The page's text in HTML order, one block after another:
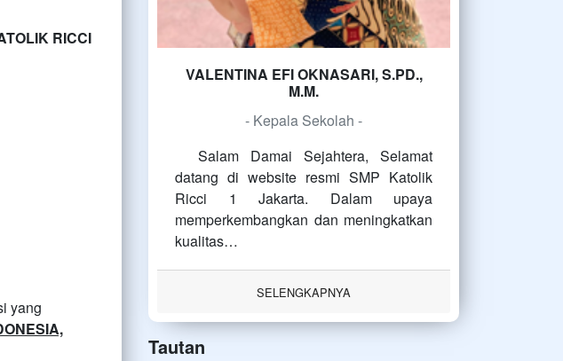
RICCI
yang
VALENTINA EFI OKNASARI, S.PD.,
M.M.
- Kepala Sekolah -
Salam Damai Sejahtera, Selamat
datang di website resmi SMP Katolik
Ricci 1 Jakarta. Dalam upaya
memperkembangkan dan meningkatkan
kualitas…
SELENGKAPNYA
Tautan